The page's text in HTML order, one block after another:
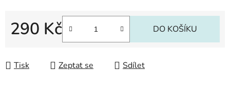
290 Kč DO KOŠÍKU
Tisk Zeptat se Sdílet